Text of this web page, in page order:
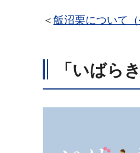
＜ 飯沼栗について
「いばら